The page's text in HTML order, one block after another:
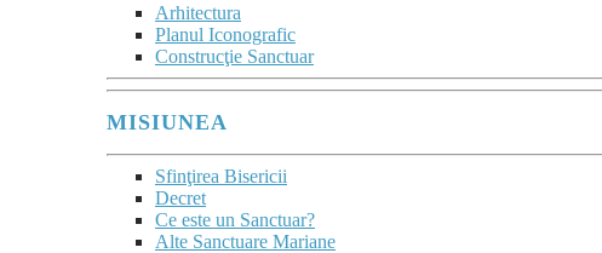
Arhitectura
Planul Iconografic
Construcţie Sanctuar
MISIUNEA
Sfinţirea Bisericii
Decret
Ce este un Sanctuar?
Alte Sanctuare Mariane